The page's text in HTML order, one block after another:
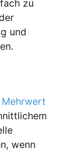
zu
und
wenn